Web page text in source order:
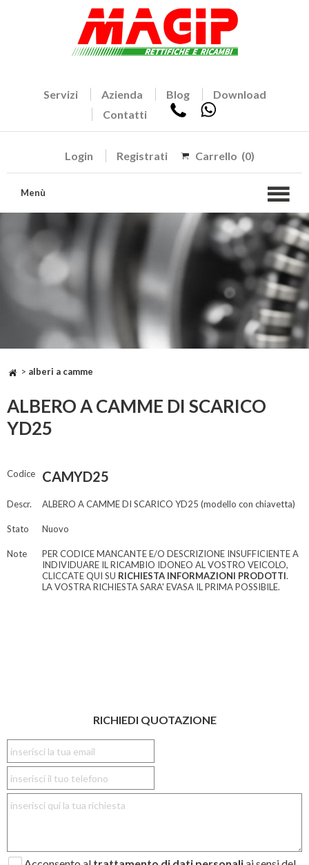
Servizi Azienda Blog
Download
Contatti
Login Registrati Carrello (0)
Menù
> alberi a camme
ALBERO A CAMME DI SCARICO
YD25
Codice CAMYD25
Descr. ALBERO A CAMME DI SCARICO YD25 (modello con chiavetta)
Stato Nuovo
Note
PER CODICE MANCANTE E/O DESCRIZIONE INSUFFICIENTE A
INDIVIDUARE IL RICAMBIO IDONEO AL VOSTRO VEICOLO,
CLICCATE QUI SU RICHIESTA INFORMAZIONI PRODOTTI.
LA VOSTRA RICHIESTA SARA' EVASA IL PRIMA POSSIBILE.
RICHIEDI QUOTAZIONE